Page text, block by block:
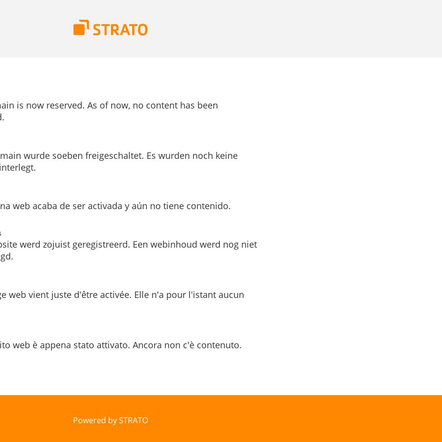
is now reserved. As of now, no content has been
wurde soeben freigeschaltet. Es wurden noch keine
web acaba de ser activada y aún no tiene contenido.
werd zojuist geregistreerd. Een webinhoud werd nog niet
web vient juste d'être activée. Elle n'a pour l'istant aucun
web è appena stato attivato. Ancora non c'è contenuto.
Powered by STRATO